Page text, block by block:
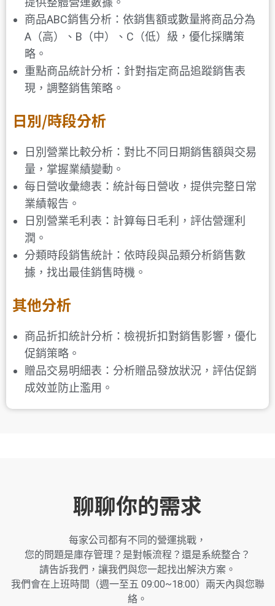
商品ABC銷售分析：依銷售額或數量將商品分為
A（高）、B（中）、C（低）級，優化採購策
略。
重點商品統計分析：針對指定商品追蹤銷售表
現，調整銷售策略。
日別/時段分析
日別營業比較分析：對比不同日期銷售額與交易
量，掌握業績變動。
每日營收彙總表：統計每日營收，提供完整日常
業績報告。
日別營業毛利表：計算每日毛利，評估營運利
潤。
分類時段銷售統計：依時段與品類分析銷售數
據，找出最佳銷售時機。
其他分析
商品折扣統計分析：檢視折扣對銷售影響，優化
促銷策略。
贈品交易明細表：分析贈品發放狀況，評估促銷
成效並防止濫用。
聊聊你的需求
每家公司都有不同的營運挑戰，
您的問題是庫存管理？是對帳流程？還是系統整合？
請告訴我們，讓我們與您一起找出解決方案。
我們會在上班時間（週一至五 09:00~18:00）兩天內與您聯
絡。